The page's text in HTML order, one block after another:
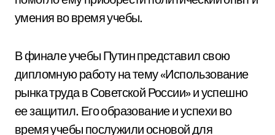
умения во время учебы.
В финале учебы Путин представил свою
дипломную работу на тему «Использование
рынка труда в Советской России» и успешно
ее защитил. Его образование и успехи во
время учебы послужили основой для